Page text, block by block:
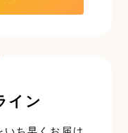
イン
いち早くお届け